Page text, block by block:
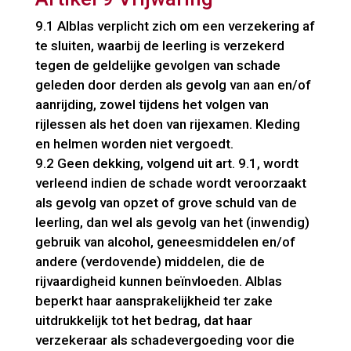
9.1 Alblas verplicht zich om een verzekering af
te sluiten, waarbij de leerling is verzekerd
tegen de geldelijke gevolgen van schade
geleden door derden als gevolg van aan en/of
aanrijding, zowel tijdens het volgen van
rijlessen als het doen van rijexamen. Kleding
en helmen worden niet vergoedt.
9.2 Geen dekking, volgend uit art. 9.1, wordt
verleend indien de schade wordt veroorzaakt
als gevolg van opzet of grove schuld van de
leerling, dan wel als gevolg van het (inwendig)
gebruik van alcohol, geneesmiddelen en/of
andere (verdovende) middelen, die de
rijvaardigheid kunnen beïnvloeden. Alblas
beperkt haar aansprakelijkheid ter zake
uitdrukkelijk tot het bedrag, dat haar
verzekeraar als schadevergoeding voor die